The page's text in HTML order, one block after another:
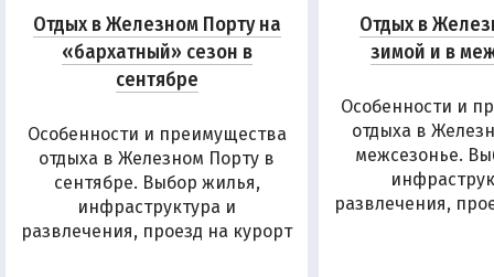
Отдых в Железном Порту на
«бархатный» сезон в
сентябре
Особенности и преимущества
отдыха в Железном Порту в
сентябре. Выбор жилья,
инфраструктура и
развлечения, проезд на курорт
Отдых в
зимой и в
Особенности и
отдыха в
межсезонье.
развлечения,